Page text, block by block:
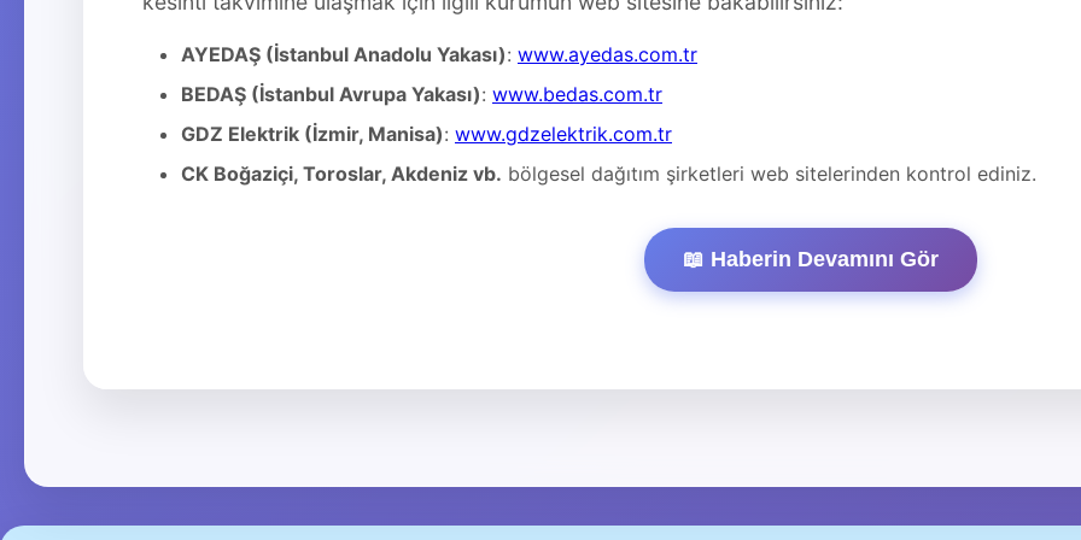
AYEDAŞ (İstanbul Anadolu Yakası): www.ayedas.com.tr
BEDAŞ (İstanbul Avrupa Yakası): www.bedas.com.tr
GDZ Elektrik (İzmir, Manisa): www.gdzelektrik.com.tr
CK Boğaziçi, Toroslar, Akdeniz vb. bölgesel dağıtım şirketleri web sitelerinden kontrol ediniz.
📖 Haberin Devamını Gör